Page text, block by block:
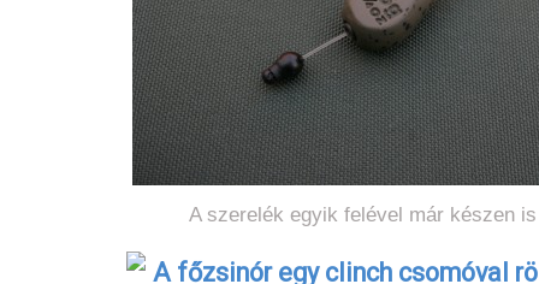
A szerelék egyik felével már készen